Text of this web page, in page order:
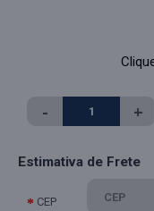
- +
Estimativa de Frete
CEP